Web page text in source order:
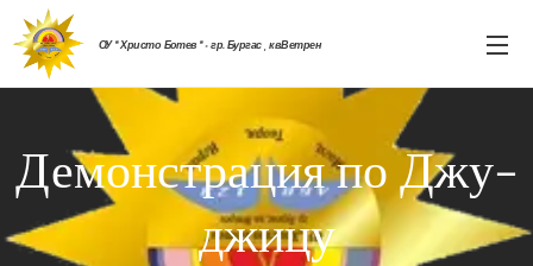
ОУ " Христо Ботев " - гр. Бургас , кв.Ветрен
Демонстрация по Джу-
джицу